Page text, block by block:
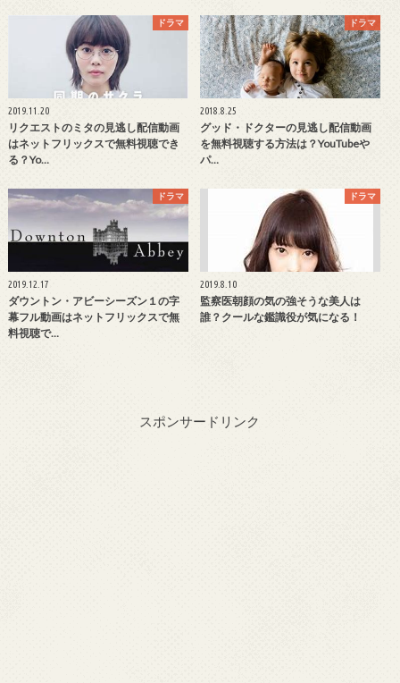
ドラマ
2019.11.20
リクエストのミタの見逃し配信動画
はネットフリックスで無料視聴でき
る？Yo…
ドラマ
2018.8.25
グッド・ドクターの見逃し配信動画
を無料視聴する方法は？YouTubeや
パ…
ドラマ
2019.12.17
ダウントン・アビーシーズン１の字
幕フル動画はネットフリックスで無
料視聴で…
ドラマ
2019.8.10
監察医朝顔の気の強そうな美人は
誰？クールな鑑識役が気になる！
スポンサードリンク